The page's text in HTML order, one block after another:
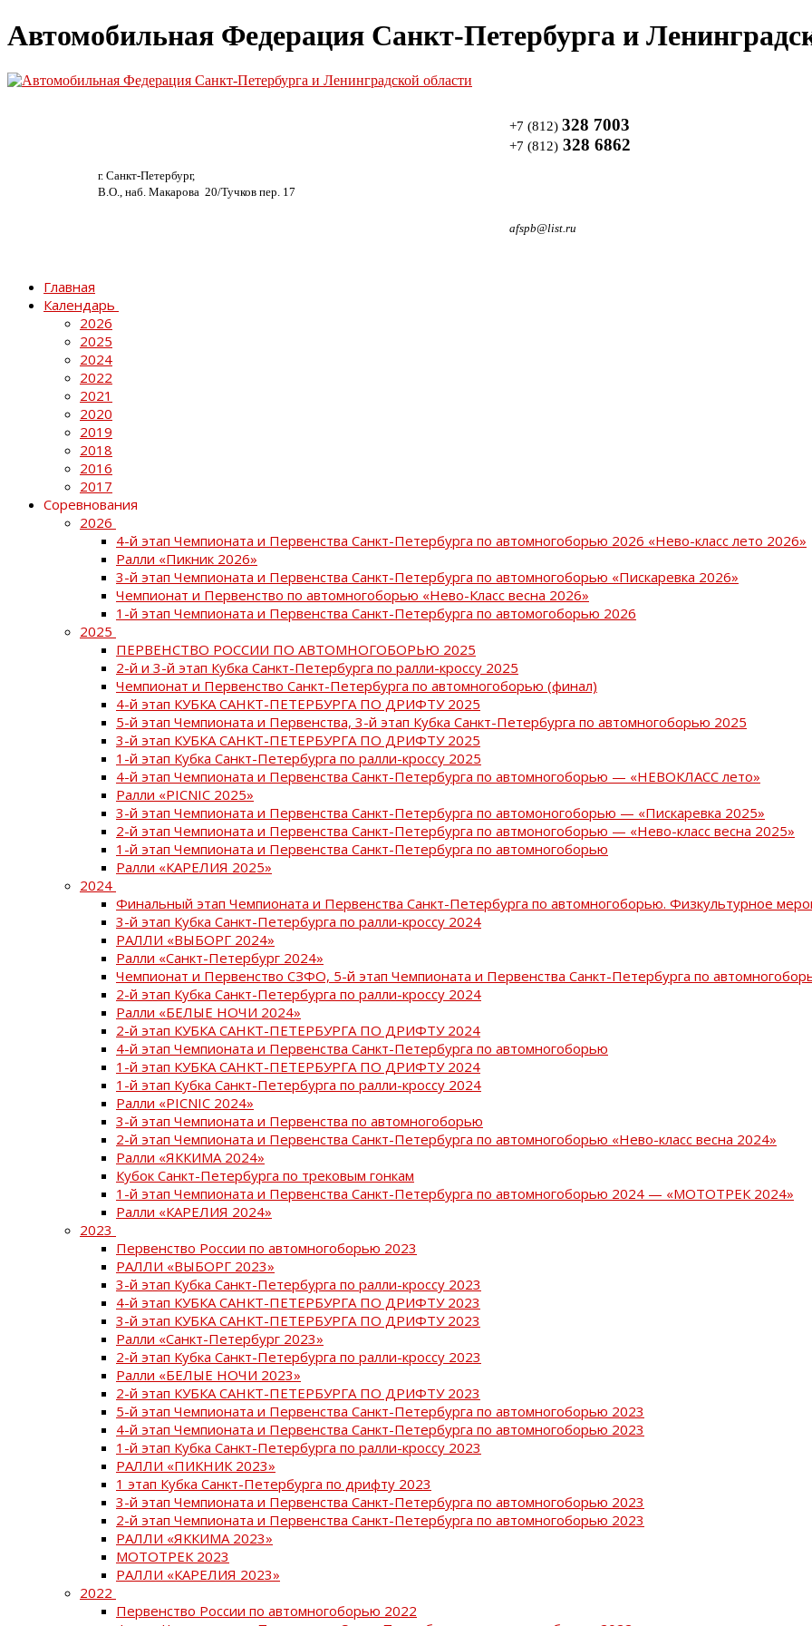
Автомобильная Федерация Санкт-Петербурга и
г. Санкт-Петербург,
В.О., наб. Макарова 20/Тучков пер. 17
+7 (812) 328 7003
+7 (812) 328 6862
afspb@list.ru
Главная
Календарь
2026
2025
2024
2022
2021
2020
2019
2018
2016
2017
Соревнования
2026
4-й этап Чемпионата и Первенства Санкт-Петербурга по автомногоборью 2026 «Нево-класс лето 2026»
Ралли «Пикник 2026»
3-й этап Чемпионата и Первенства Санкт-Петербурга по автомногоборью «Пискаревка 2026»
Чемпионат и Первенство по автомногоборью «Нево-Класс весна 2026»
1-й этап Чемпионата и Первенства Санкт-Петербурга по автомогоборью 2026
2025
ПЕРВЕНСТВО РОССИИ ПО АВТОМНОГОБОРЬЮ 2025
2-й и 3-й этап Кубка Санкт-Петербурга по ралли-кроссу 2025
Чемпионат и Первенство Санкт-Петербурга по автомногоборью (финал)
4-й этап КУБКА САНКТ-ПЕТЕРБУРГА ПО ДРИФТУ 2025
5-й этап Чемпионата и Первенства, 3-й этап Кубка Санкт-Петербурга по автомногоборью 2025
3-й этап КУБКА САНКТ-ПЕТЕРБУРГА ПО ДРИФТУ 2025
1-й этап Кубка Санкт-Петербурга по ралли-кроссу 2025
4-й этап Чемпионата и Первенства Санкт-Петербурга по автомногоборью — «НЕВОКЛАСС лето»
Ралли «PICNIC 2025»
3-й этап Чемпионата и Первенства Санкт-Петербурга по автомоногоборью — «Пискаревка 2025»
2-й этап Чемпионата и Первенства Санкт-Петербурга по автмоногоборью — «Нево-класс весна 2025»
1-й этап Чемпионата и Первенства Санкт-Петербурга по автомногоборью
Ралли «КАРЕЛИЯ 2025»
2024
Финальный этап Чемпионата и Первенства Санкт-Петербурга по автомногоборью. Физкультурное
3-й этап Кубка Санкт-Петербурга по ралли-кроссу 2024
РАЛЛИ «ВЫБОРГ 2024»
Ралли «Санкт-Петербург 2024»
Чемпионат и Первенство СЗФО, 5-й этап Чемпионата и Первенства Санкт-Петербурга по
2-й этап Кубка Санкт-Петербурга по ралли-кроссу 2024
Ралли «БЕЛЫЕ НОЧИ 2024»
2-й этап КУБКА САНКТ-ПЕТЕРБУРГА ПО ДРИФТУ 2024
4-й этап Чемпионата и Первенства Санкт-Петербурга по автомногоборью
1-й этап КУБКА САНКТ-ПЕТЕРБУРГА ПО ДРИФТУ 2024
1-й этап Кубка Санкт-Петербурга по ралли-кроссу 2024
Ралли «PICNIC 2024»
3-й этап Чемпионата и Первенства по автомногоборью
2-й этап Чемпионата и Первенства Санкт-Петербурга по автомногоборью «Нево-класс весна 2024»
Ралли «ЯККИМА 2024»
Кубок Санкт-Петербурга по трековым гонкам
1-й этап Чемпионата и Первенства Санкт-Петербурга по автомногоборью 2024 — «МОТОТРЕК 2024»
Ралли «КАРЕЛИЯ 2024»
2023
Первенство России по автомногоборью 2023
РАЛЛИ «ВЫБОРГ 2023»
3-й этап Кубка Санкт-Петербурга по ралли-кроссу 2023
4-й этап КУБКА САНКТ-ПЕТЕРБУРГА ПО ДРИФТУ 2023
3-й этап КУБКА САНКТ-ПЕТЕРБУРГА ПО ДРИФТУ 2023
Ралли «Санкт-Петербург 2023»
2-й этап Кубка Санкт-Петербурга по ралли-кроссу 2023
Ралли «БЕЛЫЕ НОЧИ 2023»
2-й этап КУБКА САНКТ-ПЕТЕРБУРГА ПО ДРИФТУ 2023
5-й этап Чемпионата и Первенства Санкт-Петербурга по автомногоборью 2023
4-й этап Чемпионата и Первенства Санкт-Петербурга по автомногоборью 2023
1-й этап Кубка Санкт-Петербурга по ралли-кроссу 2023
РАЛЛИ «ПИКНИК 2023»
1 этап Кубка Санкт-Петербурга по дрифту 2023
3-й этап Чемпионата и Первенства Санкт-Петербурга по автомногоборью 2023
2-й этап Чемпионата и Первенства Санкт-Петербурга по автомногоборью 2023
РАЛЛИ «ЯККИМА 2023»
МОТОТРЕК 2023
РАЛЛИ «КАРЕЛИЯ 2023»
2022
Первенство России по автомногоборью 2022